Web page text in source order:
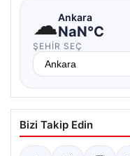
☁Ankara
NaN°C
ŞEHIR SEÇ
Bizi Takip Edin